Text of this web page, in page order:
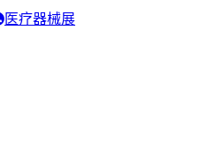
医疗器械展